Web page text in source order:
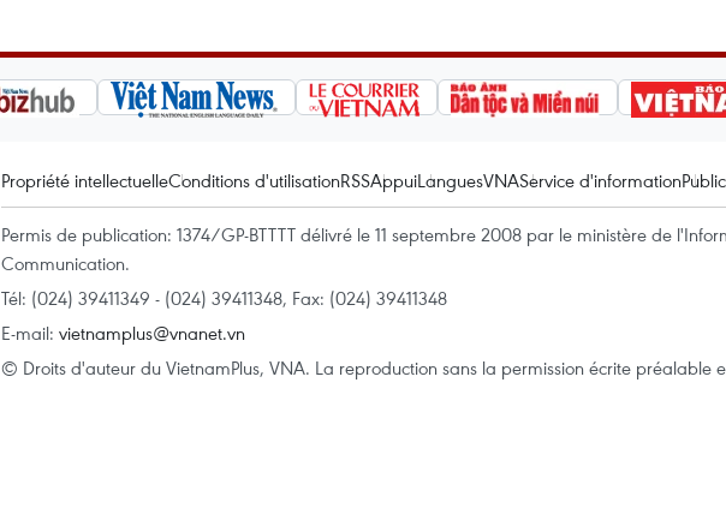
Propriété intellectuelleConditions d'utilisationRSSAppuiLanguesVNAService d'information
Permis de publication: 1374/GP-BTTTT délivré le 11 septembre 2008 par le ministère de
Communication.
Tél: (024) 39411349 - (024) 39411348, Fax: (024) 39411348
E-mail: vietnamplus@vnanet.vn
© Droits d'auteur du VietnamPlus, VNA. La reproduction sans la permission écrite préalable